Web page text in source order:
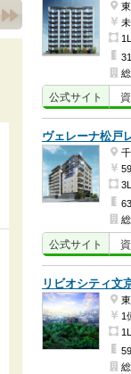
公式サイト
ヴェレーナ松戸
公式サイト
リビオシティ文